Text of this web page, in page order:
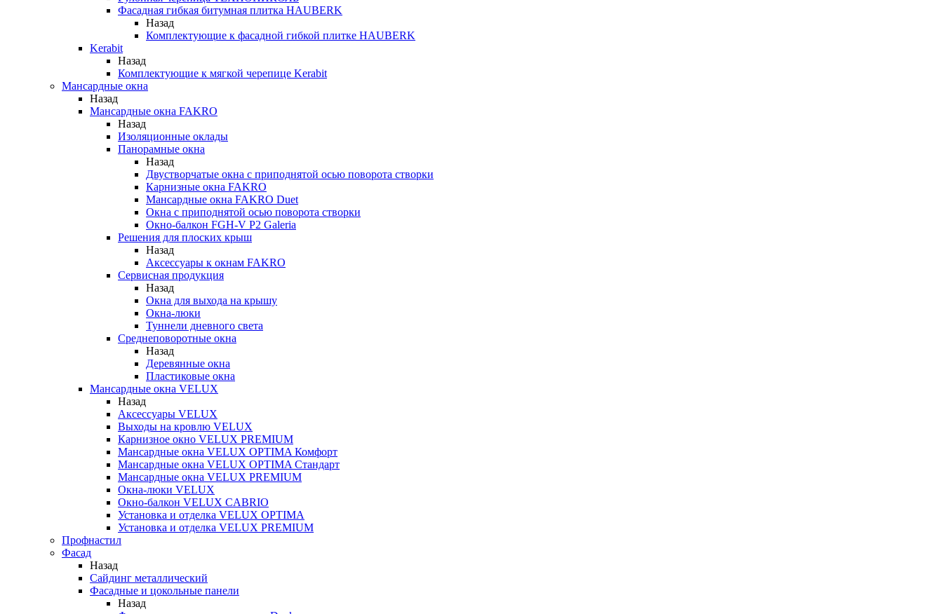
Фасадная гибкая битумная плитка HAUBERK
Назад
Комплектующие к фасадной гибкой плитке HAUBERK
Kerabit
Назад
Комплектующие к мягкой черепице Kerabit
Мансардные окна
Назад
Мансардные окна FAKRO
Назад
Изоляционные оклады
Панорамные окна
Назад
Двустворчатые окна с приподнятой осью поворота створки
Карнизные окна FAKRO
Мансардные окна FAKRO Duet
Окна с приподнятой осью поворота створки
Окно-балкон FGH-V P2 Galeria
Решения для плоских крыш
Назад
Аксессуары к окнам FAKRO
Сервисная продукция
Назад
Окна для выхода на крышу
Окна-люки
Туннели дневного света
Среднеповоротные окна
Назад
Деревянные окна
Пластиковые окна
Мансардные окна VELUX
Назад
Аксессуары VELUX
Выходы на кровлю VELUX
Карнизное окно VELUX PREMIUM
Мансардные окна VELUX OPTIMA Комфорт
Мансардные окна VELUX OPTIMA Стандарт
Мансардные окна VELUX PREMIUM
Окна-люки VELUX
Окно-балкон VELUX CABRIO
Установка и отделка VELUX OPTIMA
Установка и отделка VELUX PREMIUM
Профнастил
Фасад
Назад
Сайдинг металлический
Фасадные и цокольные панели
Назад